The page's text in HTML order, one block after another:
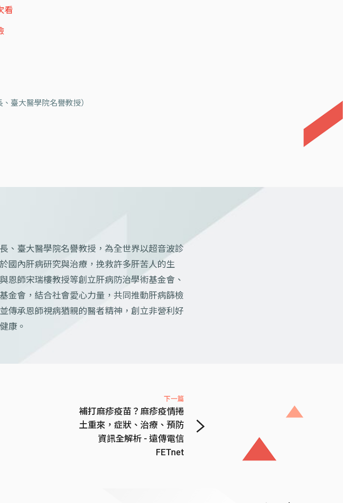
看
臺大醫學院名譽教授）
、臺大醫學院名譽教授，為全世界以超音波診
國內肝病研究與治療，挽救許多肝苦人的生
恩師宋瑞樓教授等創立肝病防治學術基金會、
金會，結合社會愛心力量，共同推動肝病篩檢
傳承恩師視病猶親的醫者精神，創立非營利好
康。
下一篇
補打麻疹疫苗？麻疹疫情捲
土重來，症狀、治療、預防
資訊全解析 - 遠傳電信
FETnet